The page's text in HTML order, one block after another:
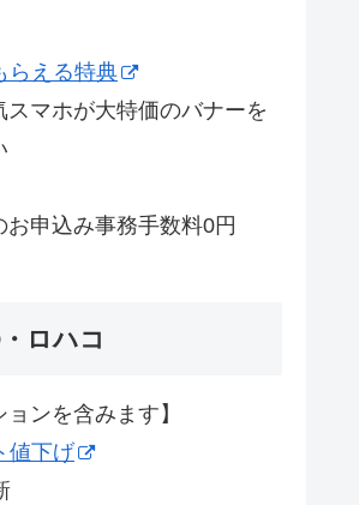
らえる特典
スマホが大特価のバナーを
お申込み事務手数料0円
ロハコ
ョンを含みます】
値下げ